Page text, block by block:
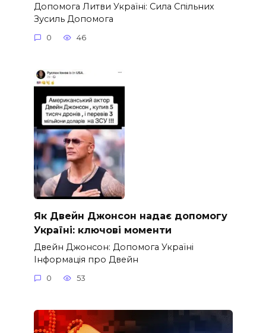
Допомога Литви Україні: Сила Спільних
Зусиль Допомога
0 46
Як Двейн Джонсон надає допомогу
Україні: ключові моменти
Двейн Джонсон: Допомога Україні
Інформація про Двейн
0 53